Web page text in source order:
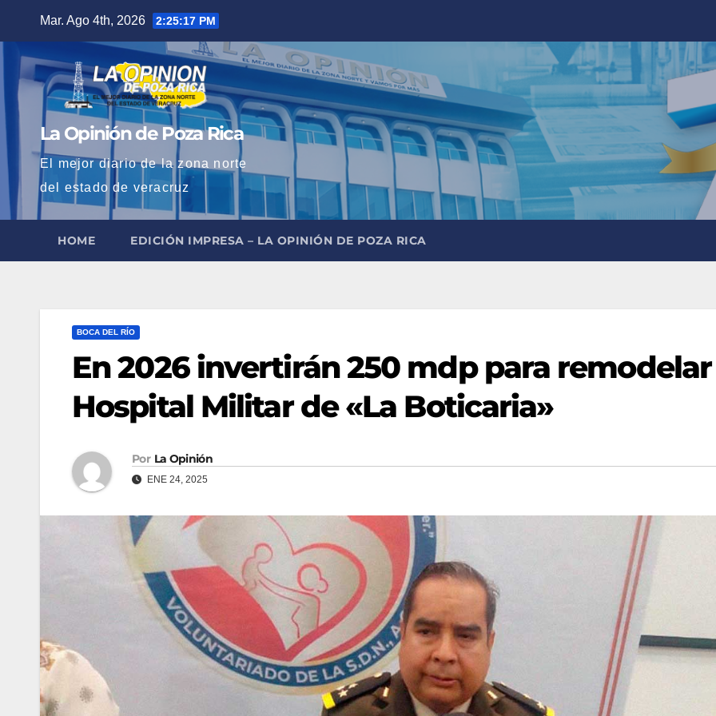
contenido
Mar. Ago 4th, 2026 2:25:18 PM
La Opinión de Poza Rica
El mejor diario de la zona norte
del estado de veracruz
HOME EDICIÓN IMPRESA – LA OPINIÓN DE POZA RICA
BOCA DEL RÍO
En 2026 invertirán 250 mdp para
Hospital Militar de «La Boticaria»
Por La Opinión
ENE 24, 2025